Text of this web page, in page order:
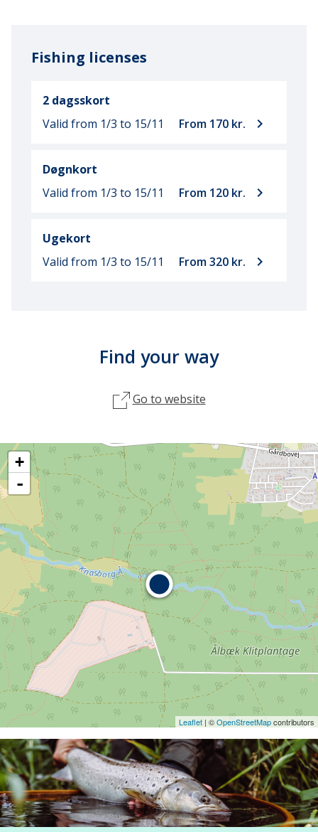
Fishing licenses
2 dagsskort
Valid from 1/3 to 15/11 From 170 kr. keyboard_arrow_right
Døgnkort
Valid from 1/3 to 15/11 From 120 kr. keyboard_arrow_right
Ugekort
Valid from 1/3 to 15/11 From 320 kr. keyboard_arrow_right
Find your way
Go to website
+
-
Leaflet | ©OpenStreetMapcontributors